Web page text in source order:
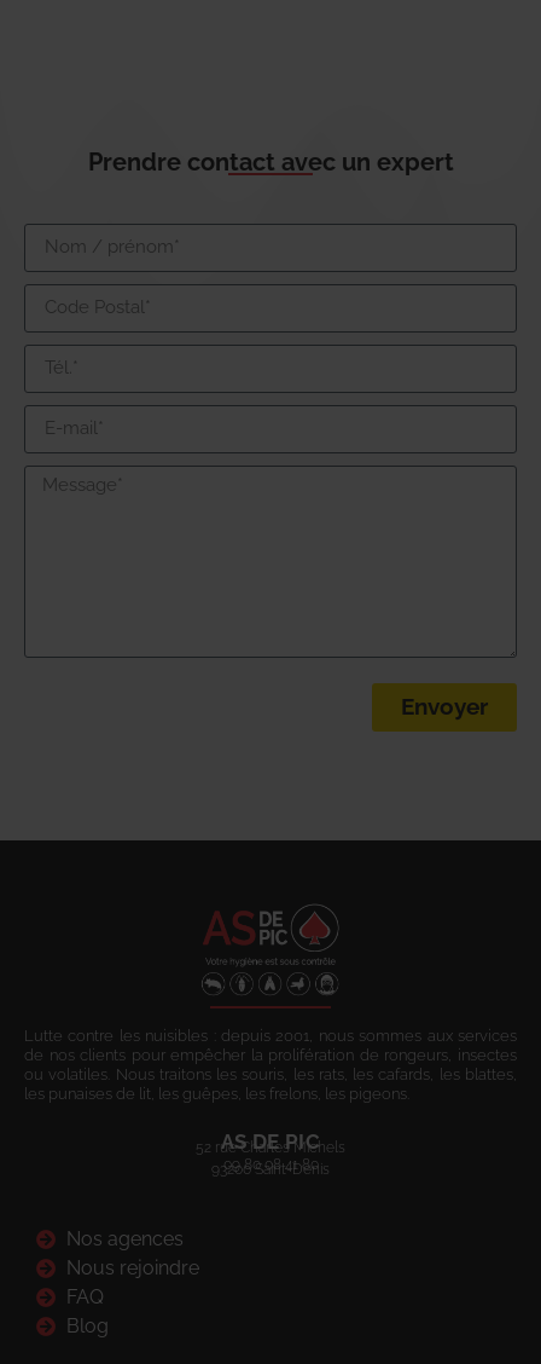
Prendre contact avec un expert
Envoyer
Lutte contre les nuisibles : depuis 2001, nous sommes aux services
de nos clients pour empêcher la prolifération de rongeurs, insectes
ou volatiles. Nous traitons les souris, les rats, les cafards, les blattes,
les punaises de lit, les guêpes, les frelons, les pigeons.
AS DE PIC
52 rue Charles Michels
93200 Saint-Denis
09 80 08 41 80
Nos agences
Nous rejoindre
FAQ
Blog